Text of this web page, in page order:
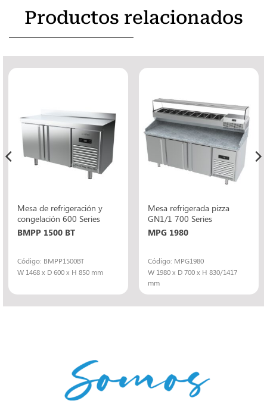
Productos relacionados
Mesa de refrigeración y
congelación 600 Series
BMPP 1500 BT
Código: BMPP1500BT
W 1468 x D 600 x H 850 mm
Mesa refrigerada pizza
GN1/1 700 Series
MPG 1980
Código: MPG1980
W 1980 x D 700 x H 830/1417
mm